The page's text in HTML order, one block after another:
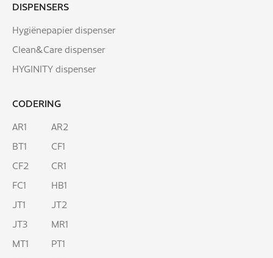
DISPENSERS
Hygiënepapier dispenser
Clean&Care dispenser
HYGINITY dispenser
CODERING
AR1
AR2
BT1
CF1
CF2
CR1
FC1
HB1
JT1
JT2
JT3
MR1
MT1
PT1